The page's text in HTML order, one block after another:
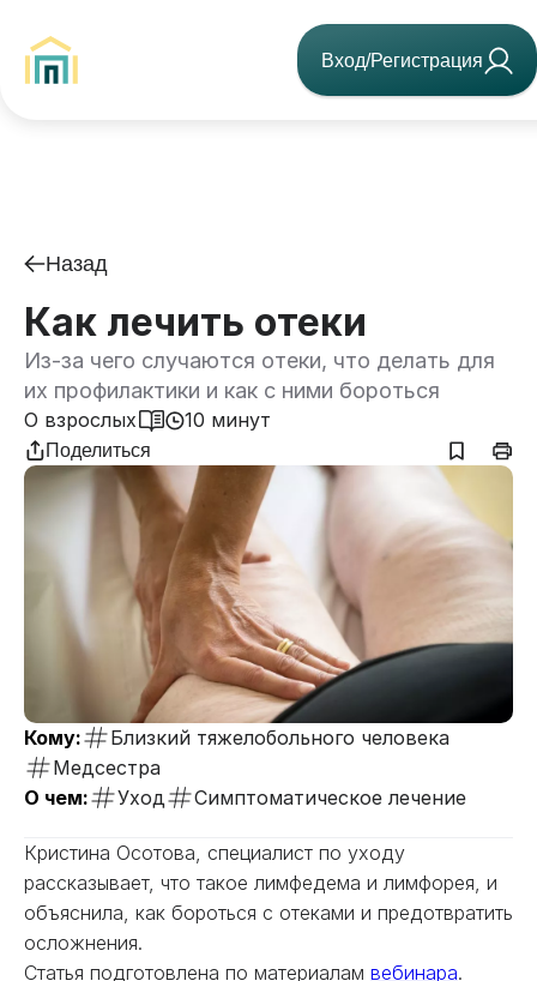
Вход/Регистрация
Назад
Как лечить отеки
Из-за чего случаются отеки, что делать для
их профилактики и как с ними бороться
О взрослых 10 минут
Поделиться
Кому:
Близкий тяжелобольного человека
Медсестра
О чем:
Уход Симптоматическое лечение
Кристина Осотова, специалист по уходу
рассказывает, что такое лимфедема и лимфорея, и
объяснила, как бороться с отеками и предотвратить
осложнения.
Статья подготовлена по материалам вебинара.